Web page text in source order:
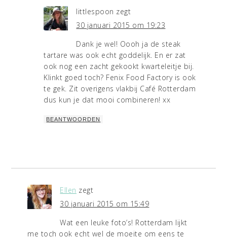
littlespoon zegt
30 januari 2015 om 19:23
Dank je wel! Oooh ja de steak
tartare was ook echt goddelijk. En er zat
ook nog een zacht gekookt kwarteleitje bij.
Klinkt goed toch? Fenix Food Factory is ook
te gek. Zit overigens vlakbij Café Rotterdam
dus kun je dat mooi combineren! xx
BEANTWOORDEN
Ellen zegt
30 januari 2015 om 15:49
Wat een leuke foto’s! Rotterdam lijkt
me toch ook echt wel de moeite om eens te